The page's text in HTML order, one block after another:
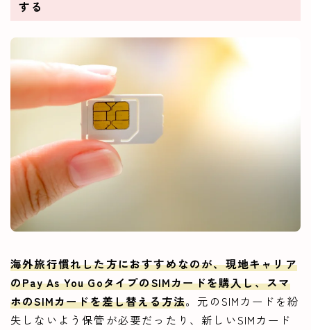
する
海外旅行慣れした方におすすめなのが、現地キャリア
のPay As You GoタイプのSIMカードを購入し、スマ
ホのSIMカードを差し替える方法。元のSIMカードを紛
失しないよう保管が必要だったり、新しいSIMカード